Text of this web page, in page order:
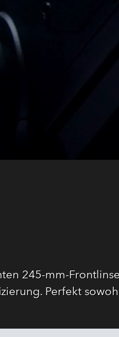
245-mm-
Perfekt